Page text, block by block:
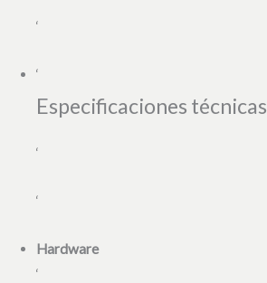
‘
‘
Especificaciones técnicas
‘
‘
Hardware
‘